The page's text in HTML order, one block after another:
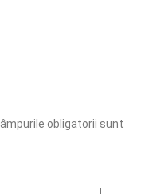
obligatorii sunt